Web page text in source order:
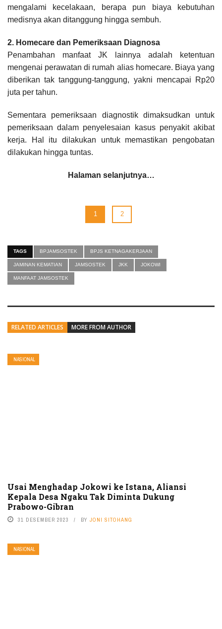
mengalami kecelakaan, berapa pun biaya kebutuhan
medisnya akan ditanggung hingga sembuh.
2. Homecare dan Pemeriksaan Diagnosa
Penambahan manfaat JK lainnya adalah ketentuan
mengenai perawatan di rumah alias homecare. Biaya yang
diberikan tak tanggung-tanggung, yakni mencapai Rp20
juta per tahun.
Sementara pemeriksaan diagnostik dimaksudkan untuk
pemeriksaan dalam penyelesaian kasus penyakit akibat
kerja. Hal itu dilakukan untuk memastikan pengobatan
dilakukan hingga tuntas.
Halaman selanjutnya…
1 2
TAGS BPJAMSOSTEK BPJS KETNAGAKERJAAN
JAMINAN KEMATIAN JAMSOSTEK JKK JOKOWI
MANFAAT JAMSOSTEK
RELATED ARTICLES MORE FROM AUTHOR
NASIONAL
Usai Menghadap Jokowi ke Istana, Aliansi
Kepala Desa Ngaku Tak Diminta Dukung
Prabowo-Gibran
31 DESEMBER 2023 BY JONI SITOHANG
NASIONAL